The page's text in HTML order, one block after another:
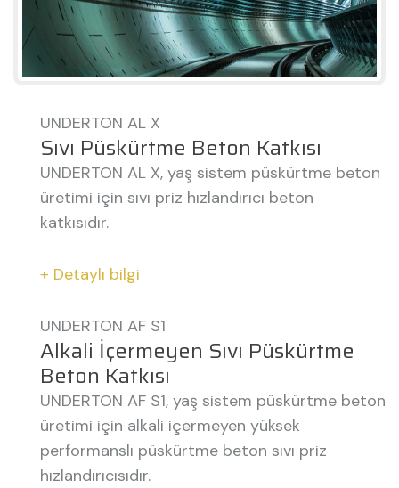
UNDERTON AL X
Sıvı Püskürtme Beton Katkısı
UNDERTON AL X, yaş sistem püskürtme beton
üretimi için sıvı priz hızlandırıcı beton
katkısıdır.
+ Detaylı bilgi
UNDERTON AF S1
Alkali İçermeyen Sıvı Püskürtme
Beton Katkısı
UNDERTON AF S1, yaş sistem püskürtme beton
üretimi için alkali içermeyen yüksek
performanslı püskürtme beton sıvı priz
hızlandırıcısıdır.